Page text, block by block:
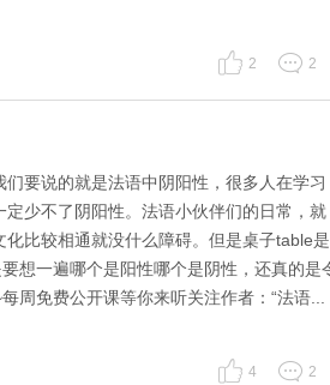
2 2
要说的就是法语中阴阳性，很多人在学习
少不了阴阳性。法语小伙伴们的日常，就
比较相通就没什么障碍。但是桌子table是
想一遍哪个是阳性哪个是阴性，还真的是
周免费公开课等你来听关注作者：“法语...
4 2